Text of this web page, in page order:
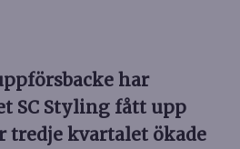
har
SC Styling fått upp
tredje kvartalet ökade